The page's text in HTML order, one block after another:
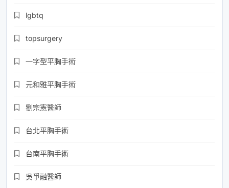
lgbtq
topsurgery
一字型平胸手術
元和雅平胸手術
劉宗憲醫師
台北平胸手術
台南平胸手術
吳爭融醫師